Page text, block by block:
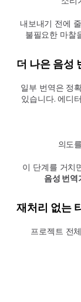
내보내기 전에
불필요한 마찰
더 나은 음성
일부 번역은 정
있습니다. 에디
의도
음성 번역
재처리 없는
프로젝트 전